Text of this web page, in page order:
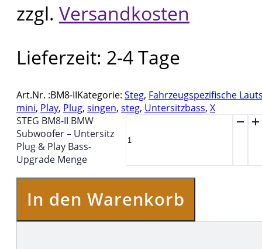
zzgl. Versandkosten
Lieferzeit: 2-4 Tage
Art.Nr. :BM8-IIKategorie: Steg, Fahrzeugspezifische
mini, Play, Plug, singen, steg, Untersitzbass, X
STEG BM8-II BMW
Subwoofer – Untersitz
Plug & Play Bass-
Upgrade Menge
In den Warenkorb